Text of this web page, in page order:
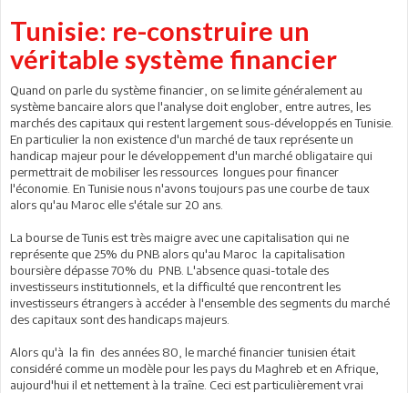
Tunisie: re-construire un
véritable système financier
Quand on parle du système financier, on se limite généralement au
système bancaire alors que l'analyse doit englober, entre autres, les
marchés des capitaux qui restent largement sous-développés en Tunisie.
En particulier la non existence d'un marché de taux représente un
handicap majeur pour le développement d'un marché obligataire qui
permettrait de mobiliser les ressources longues pour financer
l'économie. En Tunisie nous n'avons toujours pas une courbe de taux
alors qu'au Maroc elle s'étale sur 20 ans.
La bourse de Tunis est très maigre avec une capitalisation qui ne
représente que 25% du PNB alors qu'au Maroc la capitalisation
boursière dépasse 70% du PNB. L'absence quasi-totale des
investisseurs institutionnels, et la difficulté que rencontrent les
investisseurs étrangers à accéder à l'ensemble des segments du marché
des capitaux sont des handicaps majeurs.
Alors qu'à la fin des années 80, le marché financier tunisien était
considéré comme un modèle pour les pays du Maghreb et en Afrique,
aujourd'hui il et nettement à la traîne. Ceci est particulièrement vrai